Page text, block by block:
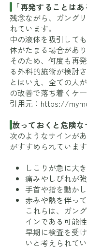
「再発することはあ
残念ながら、ガング
れています。
中の液体を吸引して
体がたまる場合があり
そのため、何度も再
る外科的施術が検討さ
とはいえ、全ての人
の改善で落ち着くケ
引用元： https://
放っておくと危険な
次のようなサインが
がすすめられています
しこりが急に大
痛みやしびれが
手首や指を動か
赤みや熱を伴っ
これらは、ガン
インである可能
早期に検査を受
いと考えられてい